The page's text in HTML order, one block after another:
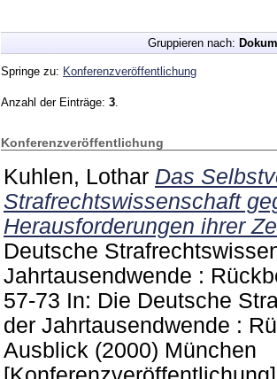
Gruppieren nach:
Springe zu: Konferenzveröffentlichung
Anzahl der Einträge: 3
Konferenzveröffentlichung
Kuhlen, Lothar Das
Strafrechtswissenschaft
Herausforderungen ihrer
Deutsche
Jahrtausendwende :
57-73 In: Die Deutsche
der Jahrtausendwende :
Ausblick (2000) München